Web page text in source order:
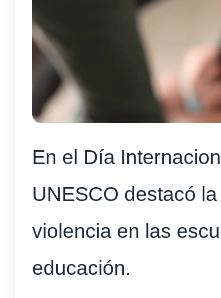
En el Día
UNESCO destacó
violencia en las
educación.